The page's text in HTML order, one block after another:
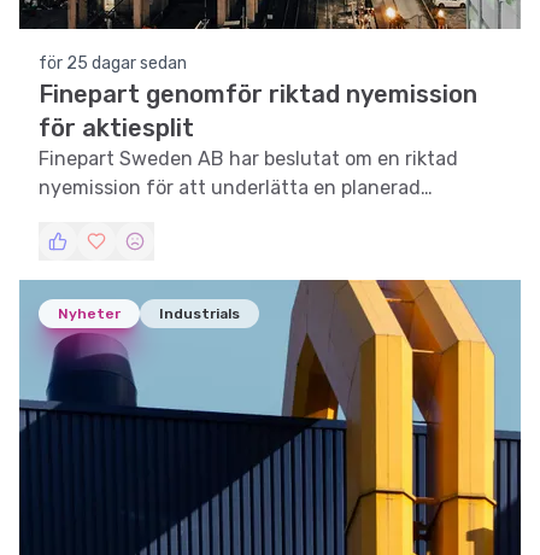
för 25 dagar sedan
Finepart genomför riktad nyemission
för aktiesplit
Finepart Sweden AB har beslutat om en riktad
nyemission för att underlätta en planerad
Nyheter Industrials